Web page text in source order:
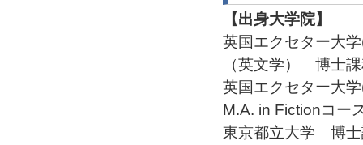
【出身大学院】
英国エクセター大
（英文学） 博士
英国エクセター
M.A. in Fictionコ
東京都立大学 博